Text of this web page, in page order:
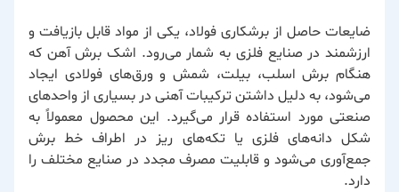
ضایعات حاصل از برشکاری فولاد، یکی از مواد قابل بازیافت و
ارزشمند در صنایع فلزی به شمار می‌رود. اشک برش آهن که
هنگام برش اسلب، بیلت، شمش و ورق‌های فولادی ایجاد
می‌شود، به دلیل داشتن ترکیبات آهنی در بسیاری از واحدهای
صنعتی مورد استفاده قرار می‌گیرد. این محصول معمولاً به
شکل دانه‌های فلزی یا تکه‌های ریز در اطراف خط برش
جمع‌آوری می‌شود و قابلیت مصرف مجدد در صنایع مختلف را
دارد.